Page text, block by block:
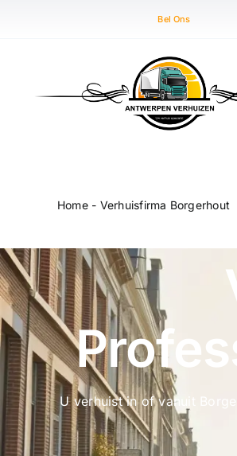
Bel Ons
Home- Verhuisfirma Borgerhout
U verhuist in of vanuit